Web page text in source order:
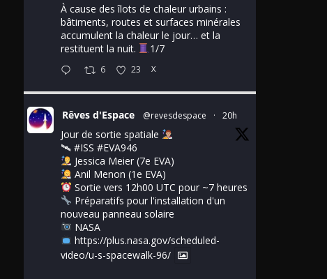
À cause des îlots de chaleur urbains :
bâtiments, routes et surfaces minérales
accumulent la chaleur le jour… et la
restituent la nuit.
1/7
6 23 X
Rêves d'Espace @revesdespace · 20h
Jour de sortie spatiale
🛰 #ISS #EVA946
Jessica Meier (7e EVA)
Anil Menon (1e EVA)
Sortie vers 12h00 UTC pour ~7 heures
Préparatifs pour l'installation d'un
nouveau panneau solaire
NASA
https://plus.nasa.gov/scheduled-
video/u-s-spacewalk-96/